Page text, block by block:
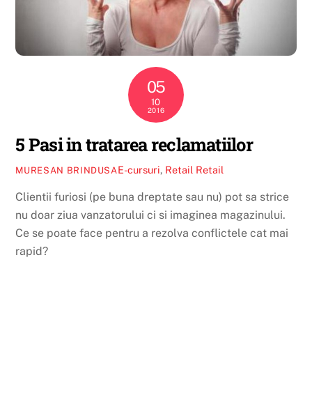
05
10
2016
5 Pasi in tratarea reclamatiilor
MURESAN BRINDUSAE-cursuri, Retail Retail
Clientii furiosi (pe buna dreptate sau nu) pot sa strice
nu doar ziua vanzatorului ci si imaginea magazinului.
Ce se poate face pentru a rezolva conflictele cat mai
rapid?